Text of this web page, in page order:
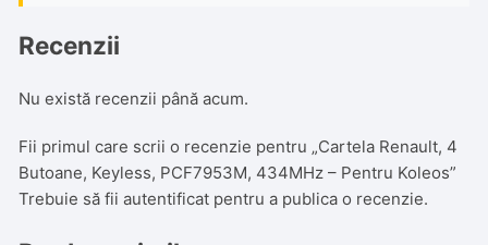
Recenzii
Nu există recenzii până acum.
Fii primul care scrii o recenzie pentru „Cartela Renault, 4
Butoane, Keyless, PCF7953M, 434MHz – Pentru Koleos”
Trebuie să fiiautentificat pentru a publica o recenzie.